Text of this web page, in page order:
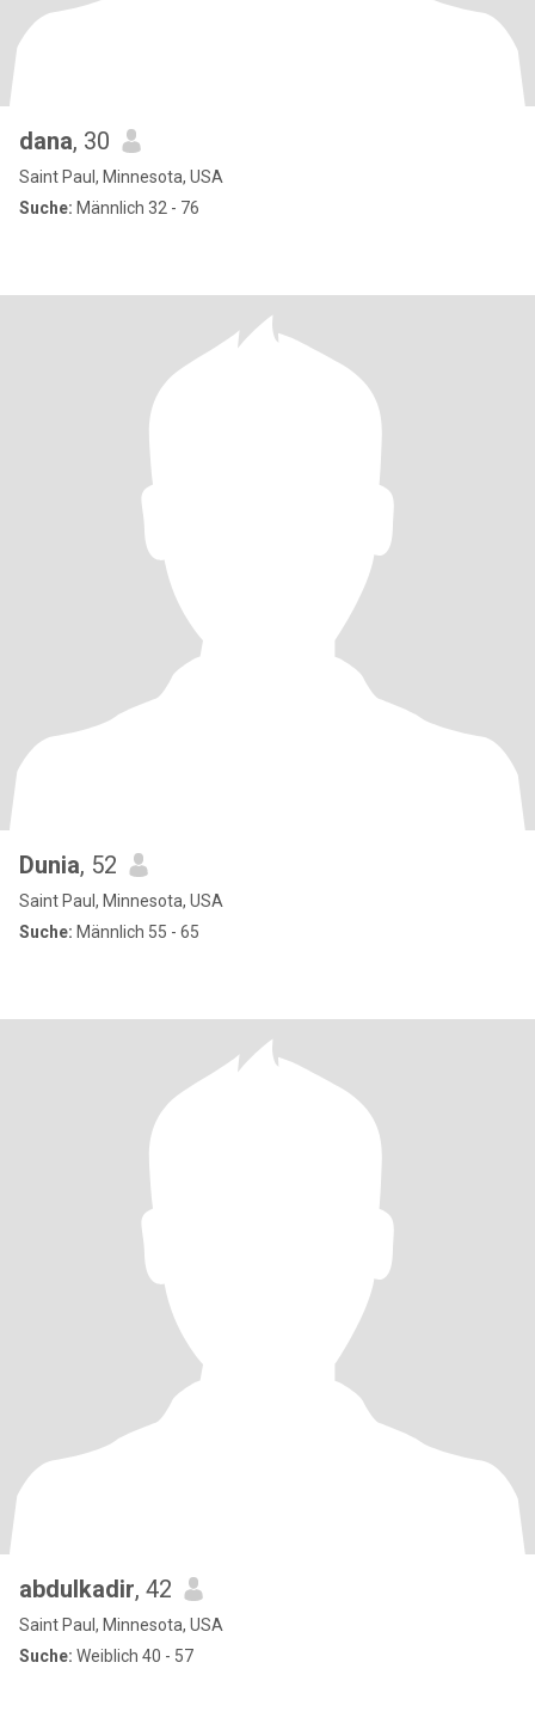
dana, 30
Saint Paul, Minnesota, USA
Suche: Männlich 32 - 76
Dunia, 52
Saint Paul, Minnesota, USA
Suche: Männlich 55 - 65
abdulkadir, 42
Saint Paul, Minnesota, USA
Suche: Weiblich 40 - 57